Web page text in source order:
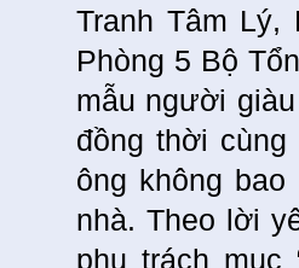
Tranh Tâm
Phòng 5 Bộ
mẫu người
đồng thời
ông không
nhà. Theo lời
phụ trách mục